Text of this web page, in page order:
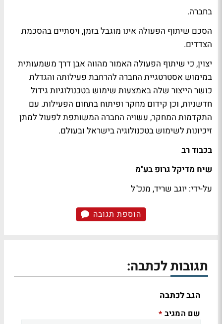
בחברה.
הסכם שיתוף הפעולה אינו מוגבל בזמן, ויסתיים בהסכמת
הצדדים.
יצוין, כי שיתוף הפעולה האמור מהווה אבן דרך משמעותית
במימוש אסטרטגיית החברה להרחבת פעילותה והגדלת
כושר הייצור שלה באמצעות שימוש בטכנולוגיות גידול
חדשניות, וכן קידום מחקר ופיתוח בתחום הפעילות. עם
התקדמות המחקר, עשויה החברה המשותפת לפעול למתן
זיכיונות לשימוש בטכנולוגיה בישראל ובעולם.
בכבוד רב
שיח מדיקל גרופ בע"מ
על-ידי: יוגב שריד, מנכ"ל
הוספת תגובה
תגובות לכתבה:
הגב לכתבה
שם המגיב *